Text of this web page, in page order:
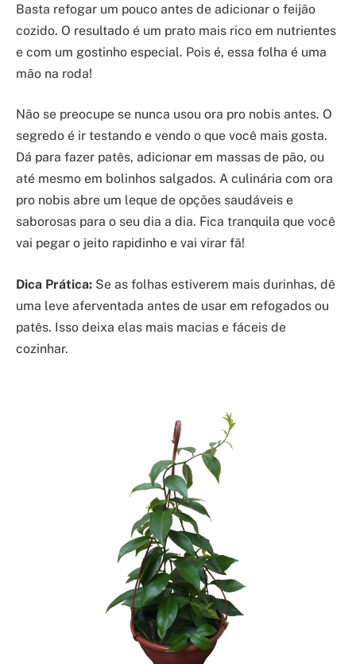
Basta refogar um pouco antes de adicionar o feijão
cozido. O resultado é um prato mais rico em nutrientes
e com um gostinho especial. Pois é, essa folha é uma
mão na roda!
Não se preocupe se nunca usou ora pro nobis antes. O
segredo é ir testando e vendo o que você mais gosta.
Dá para fazer patês, adicionar em massas de pão, ou
até mesmo em bolinhos salgados. A culinária com ora
pro nobis abre um leque de opções saudáveis e
saborosas para o seu dia a dia. Fica tranquila que você
vai pegar o jeito rapidinho e vai virar fã!
Dica Prática: Se as folhas estiverem mais durinhas, dê
uma leve aferventada antes de usar em refogados ou
patês. Isso deixa elas mais macias e fáceis de
cozinhar.